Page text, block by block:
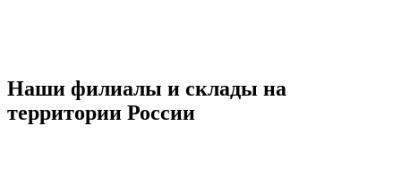
Наши филиалы и склады на
территории России